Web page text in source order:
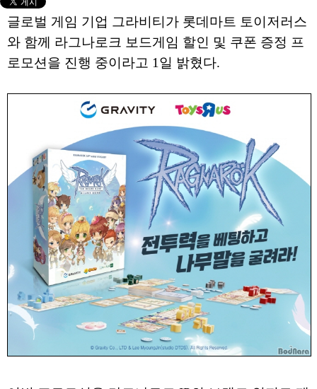
글로벌 게임 기업 그라비티가 롯데마트 토이저러스
와 함께 라그나로크 보드게임 할인 및 쿠폰 증정 프
로모션을 진행 중이라고 1일 밝혔다.